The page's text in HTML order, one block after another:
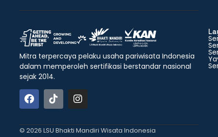
Mitra terpercaya pelaku usaha pariwisata Indonesia
dalam memperoleh sertifikasi berstandar nasional
sejak 2014.
© 2026 LSU Bhakti Mandiri Wisata Indonesia